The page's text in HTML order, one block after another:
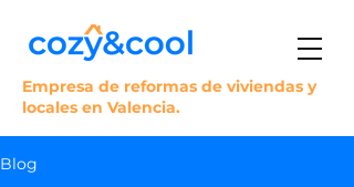
Empresa de reformas de viviendas y
locales en Valencia.
Blog